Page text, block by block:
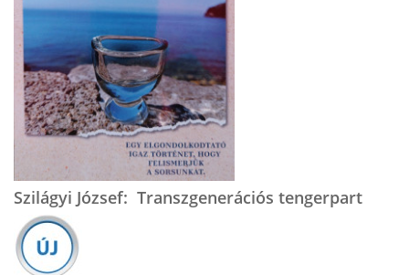
Szilágyi József: Transzgenerációs tengerpart